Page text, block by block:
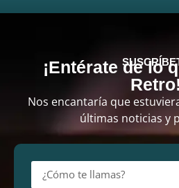
¡Entérate de lo
Retro!
Nos encantaría que
últimas noticias y